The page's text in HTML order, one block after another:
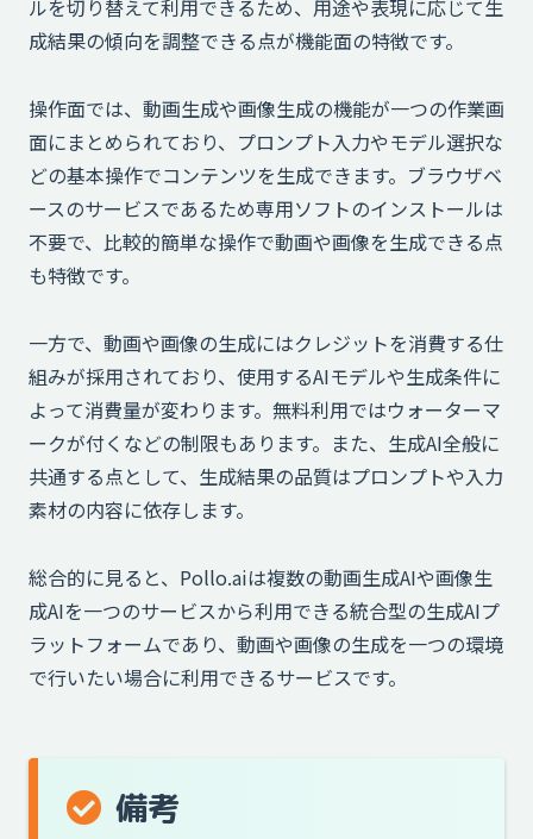
ルを切り替えて利用できるため、用途や表現に応じて生
成結果の傾向を調整できる点が機能面の特徴です。
操作面では、動画生成や画像生成の機能が一つの作業画
面にまとめられており、プロンプト入力やモデル選択な
どの基本操作でコンテンツを生成できます。ブラウザベ
ースのサービスであるため専用ソフトのインストールは
不要で、比較的簡単な操作で動画や画像を生成できる点
も特徴です。
一方で、動画や画像の生成にはクレジットを消費する仕
組みが採用されており、使用するAIモデルや生成条件に
よって消費量が変わります。無料利用ではウォーターマ
ークが付くなどの制限もあります。また、生成AI全般に
共通する点として、生成結果の品質はプロンプトや入力
素材の内容に依存します。
総合的に見ると、Pollo.aiは複数の動画生成AIや画像生
成AIを一つのサービスから利用できる統合型の生成AIプ
ラットフォームであり、動画や画像の生成を一つの環境
で行いたい場合に利用できるサービスです。
備考